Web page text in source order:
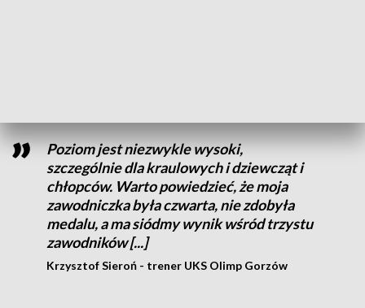
Poziom jest niezwykle wysoki,
szczególnie dla kraulowych i dziewcząt i
chłopców. Warto powiedzieć, że moja
zawodniczka była czwarta, nie zdobyła
medalu, a ma siódmy wynik wśród trzystu
zawodników [...]
Krzysztof Sieroń - trener UKS Olimp Gorzów